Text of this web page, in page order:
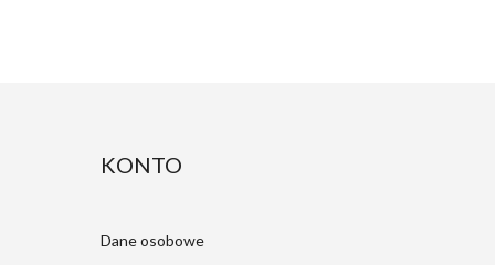
KONTO
Dane osobowe